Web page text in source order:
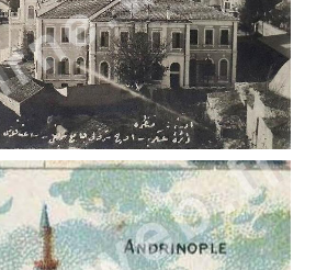
(OĞLANLI)HAMAMI (5)